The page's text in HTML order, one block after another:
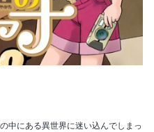
中にある異世界に迷い込んでしまっ